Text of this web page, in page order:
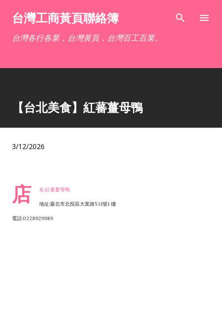
跳到主要內容
台灣工商黃頁聯絡簿
台灣各行各業，台灣黃頁，台灣百工百業。
【台北美食】紅蕃薑母鴨
3/12/2026
店 名:紅蕃薑母鴨
地址:臺北市北投區大業路531號1 樓
電話:0228929989